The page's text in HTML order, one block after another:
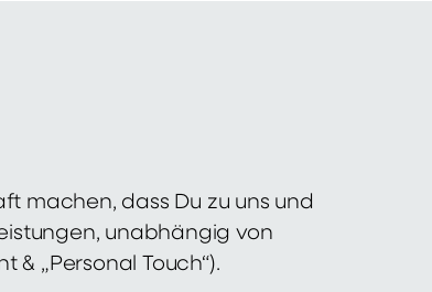
machen, dass Du zu uns und
unabhängig von
„Personal Touch“).